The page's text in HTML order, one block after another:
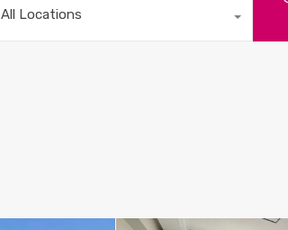
All Locations